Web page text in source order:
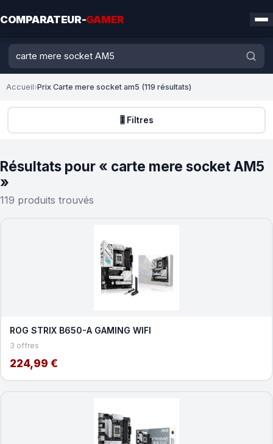
COMPARATEUR-GAMER
Accueil›Prix Carte mere socket am5 (119 résultats)
🎚️ Filtres
Résultats pour « carte mere socket AM5
»
119 produits trouvés
ROG STRIX B650-A GAMING WIFI
3 offres
224,99 €